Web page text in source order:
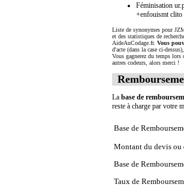
Féminisation
+enfouismt clito
Liste de synonymes pour
et des statistiques de
AideAuCodage.fr. Vous
d'acte (dans la case ci-
Vous gagnerez du temps lors
autres codeurs, alors merci !
La base de
reste à charge par votre
Base de
Montant du devis ou
Base de
Taux de